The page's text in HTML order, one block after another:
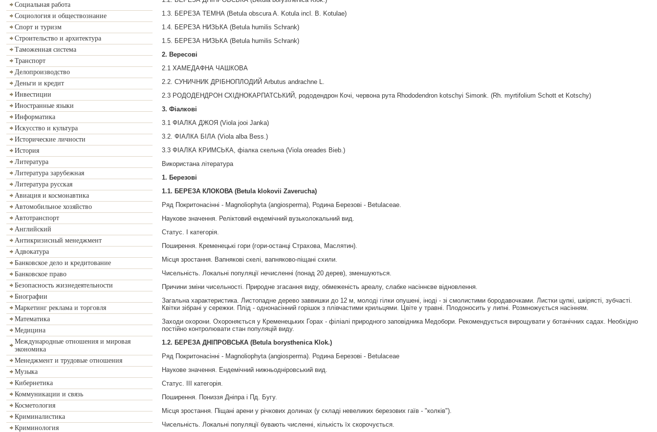
Социальная работа
Социология и обществознание
Спорт и туризм
Строительство и архитектура
Таможенная система
Транспорт
Делопроизводство
Деньги и кредит
Инвестиции
Иностранные языки
Информатика
Искусство и культура
Исторические личности
История
Литература
Литература зарубежная
Литература русская
Авиация и космонавтика
Автомобильное хозяйство
Автотранспорт
Английский
Антикризисный менеджмент
Адвокатура
Банковское дело и кредитование
Банковское право
Безопасность жизнедеятельности
Биографии
Маркетинг реклама и торговля
Математика
Медицина
Международные отношения и мировая
экономика
Менеджмент и трудовые отношения
Музыка
Кибернетика
Коммуникации и связь
Косметология
Криминалистика
Криминология
1.3. БЕРЕЗА ТЕМНА (Betula obscura A. Kotula incl. B. Kotulae)
1.4. БЕРЕЗА НИЗЬКА (Betula humilis Schrank)
1.5. БЕРЕЗА НИЗЬКА (Betula humilis Schrank)
2. Вересові
2.1 ХАМЕДАФНА ЧАШКОВА
2.2. СУНИЧНИК ДРІБНОПЛОДИЙ Arbutus andrachne L.
2.3 РОДОДЕНДРОН СХІДНОКАРПАТСЬКИЙ, рододендрон Кочі, червона рута Rhododendron kotschyi Simonk. (Rh. myrtifolium Schott et Kotschy)
3. Фіалкові
3.1 ФІАЛКА ДЖОЯ (Viola jooi Janka)
3.2. ФІАЛКА БІЛА (Viola alba Bess.)
3.3 ФІАЛКА КРИМСЬКА, фіалка скельна (Viola oreades Bieb.)
Використана література
1. Березові
1.1. БЕРЕЗА КЛОКОВА (Betula klokovii Zaverucha)
Ряд Покритонасінні - Magnoliophyta (angiosperma), Родина Березові - Betulaceae.
Наукове значення. Реліктовий ендемічний вузьколокальний вид.
Статус. I категорія.
Поширення. Кременецькi гори (гори-останцi Страхова, Маслятин).
Місця зростання. Вапняковi скелi, вапняково-пiщанi схили.
Чисельність. Локальні популяції нечисленні (понад 20 дерев), зменшуються.
Причини зміни чисельності. Природне згасання виду, обмеженість ареалу, слабке насіннєве відновлення.
Загальна характеристика. Листопадне дерево заввишки до 12 м, молоді гілки опушені, іноді - зі смолистими бородавочками. Листки цупкі, шкірясті, зубчасті.
Квітки зібрані у сережки. Плід - однонасінний горішок з плівчастими крильцями. Цвіте у травні. Плодоносить у липні. Розмножується насінням.
Заходи охорони. Охороняється у Кременецьких Горах - філіалі природного заповідника Медобори. Рекомендується вирощувати у ботанічних садах. Необхідно
постійно контролювати стан популяцій виду.
1.2. БЕРЕЗА ДНІПРОВСЬКА (Betula borysthenica Klok.)
Ряд Покритонасінні - Magnoliophyta (angiosperma). Родина Березові - Betulaceae
Наукове значення. Ендемічний нижньодніровський вид.
Статус. III категорія.
Поширення. Пониззя Днiпра i Пд. Бугу.
Місця зростання. Пiщанi арени у рiчкових долинах (у складi невеликих березових гаїв - "колкiв").
Чисельність. Локальні популяції бувають численні, кількість їх скорочується.